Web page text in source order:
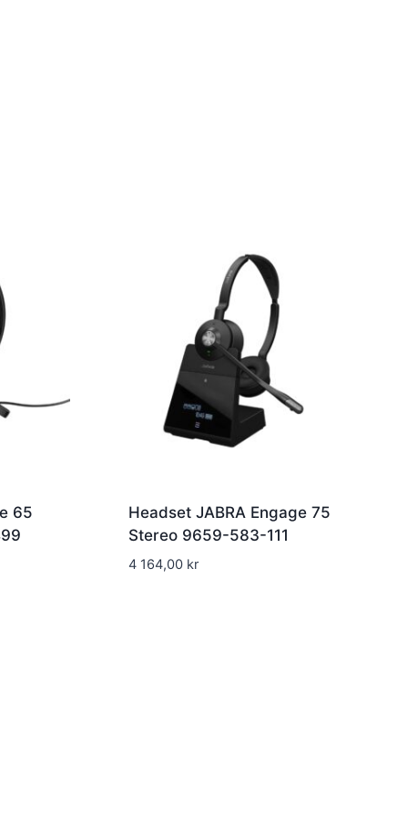
65
Headset JABRA Engage 75
Stereo 9659-583-111
4 164,00 kr